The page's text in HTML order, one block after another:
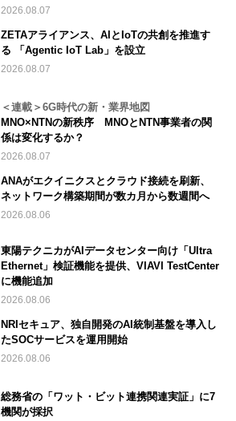
2026.08.07
ZETAアライアンス、AIとIoTの共創を推進す
る 「Agentic IoT Lab」を設立
2026.08.07
＜連載＞6G時代の新・業界地図
MNO×NTNの新秩序 MNOとNTN事業者の関
係は変化するか？
2026.08.07
ANAがエクイニクスとクラウド接続を刷新、
ネットワーク構築期間が数カ月から数週間へ
2026.08.06
東陽テクニカがAIデータセンター向け「Ultra
Ethernet」検証機能を提供、VIAVI TestCenter
に機能追加
2026.08.06
NRIセキュア、独自開発のAI統制基盤を導入し
たSOCサービスを運用開始
2026.08.06
総務省の「ワット・ビット連携関連実証」に7
機関が採択